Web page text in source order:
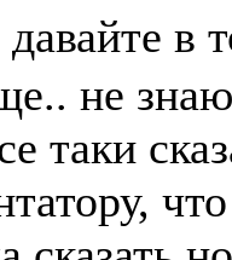
давайте в
не
таки